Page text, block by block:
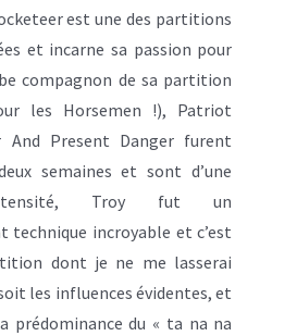
est une des partitions
et incarne sa passion pour
compagnon de sa partition
les Horsemen !), Patriot
And Present Danger furent
semaines et sont d’une
Troy fut un
technique incroyable et c’est
dont je ne me lasserai
les influences évidentes, et
prédominance du « ta na na